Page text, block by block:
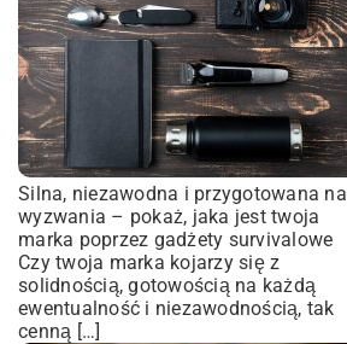
Silna, niezawodna i przygotowana na
wyzwania – pokaż, jaka jest twoja
marka poprzez gadżety survivalowe
Czy twoja marka kojarzy się z
solidnością, gotowością na każdą
ewentualność i niezawodnością, tak
cenną […]